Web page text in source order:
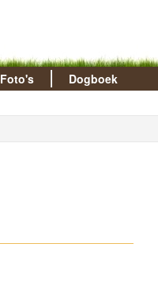
Foto's Dogboek